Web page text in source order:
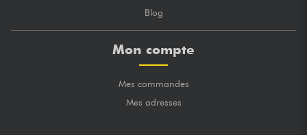
Blog
Mon compte
Mes commandes
Mes adresses